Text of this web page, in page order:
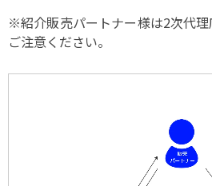
※紹介販売パートナー様は2次代理
ご注意ください。